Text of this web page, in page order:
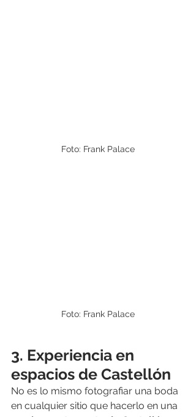
Foto: Frank Palace
Foto: Frank Palace
3. Experiencia en
espacios de Castellón
No es lo mismo fotografiar una boda
en cualquier sitio que hacerlo en una